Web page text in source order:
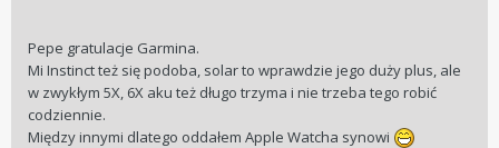
Pepe gratulacje Garmina.
Mi Instinct też się podoba, solar to wprawdzie jego duży plus, ale
w zwykłym 5X, 6X aku też długo trzyma i nie trzeba tego robić
codziennie.
Między innymi dlatego oddałem Apple Watcha synowi